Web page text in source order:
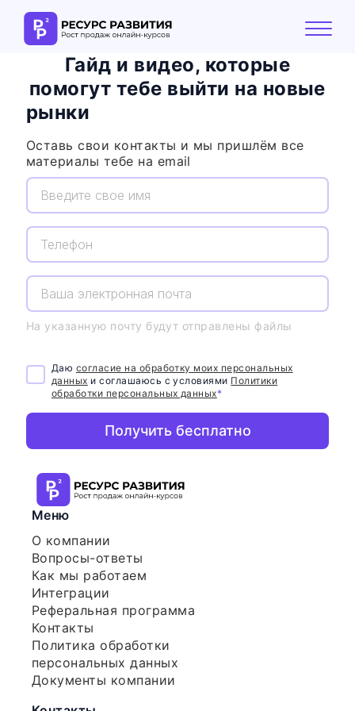
О компании
Решения
Кейсы
Реферальная программа
Подключить сервис
Гайд и видео, которые
помогут тебе выйти на новые
рынки
Оставь свои контакты и мы пришлём все
материалы тебе на email
На указанную почту будут отправлены файлы
Даю согласие на обработку моих персональных
данных и соглашаюсь с условиями Политики
обработки персональных данных*
Получить бесплатно
Меню
О компании
Вопросы-ответы
Как мы работаем
Интеграции
Реферальная программа
Контакты
Политика обработки
персональных данных
Документы компании